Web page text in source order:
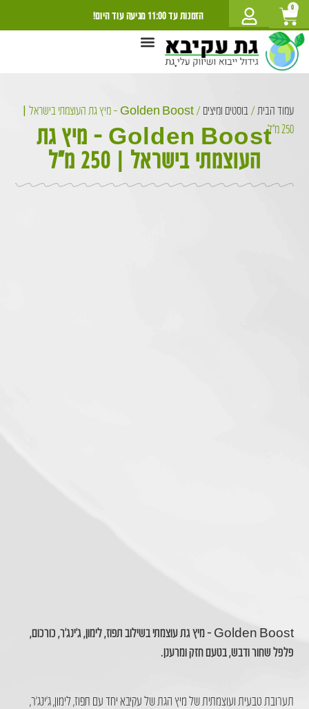
לתוכן
0
הזמנות עד 11:00 מגיעה עוד היום!
עמוד הבית / בוסטים ומיצים
/ Golden Boost – מיץ גת העוצמתי בישראל |
250 מ״ל
Golden Boost – מיץ גת
העוצמתי בישראל | 250 מ״ל
Golden Boost – מיץ גת עוצמתי בשילוב תפוז, לימון, ג׳ינג׳ר, כורכום,
פלפל שחור ודבש, בטעם חזק ומרענן.
תערובת טבעית ועוצמתית של מיץ הגת של עקיבא יחד עם תפוז, לימון, ג׳ינג׳ר,